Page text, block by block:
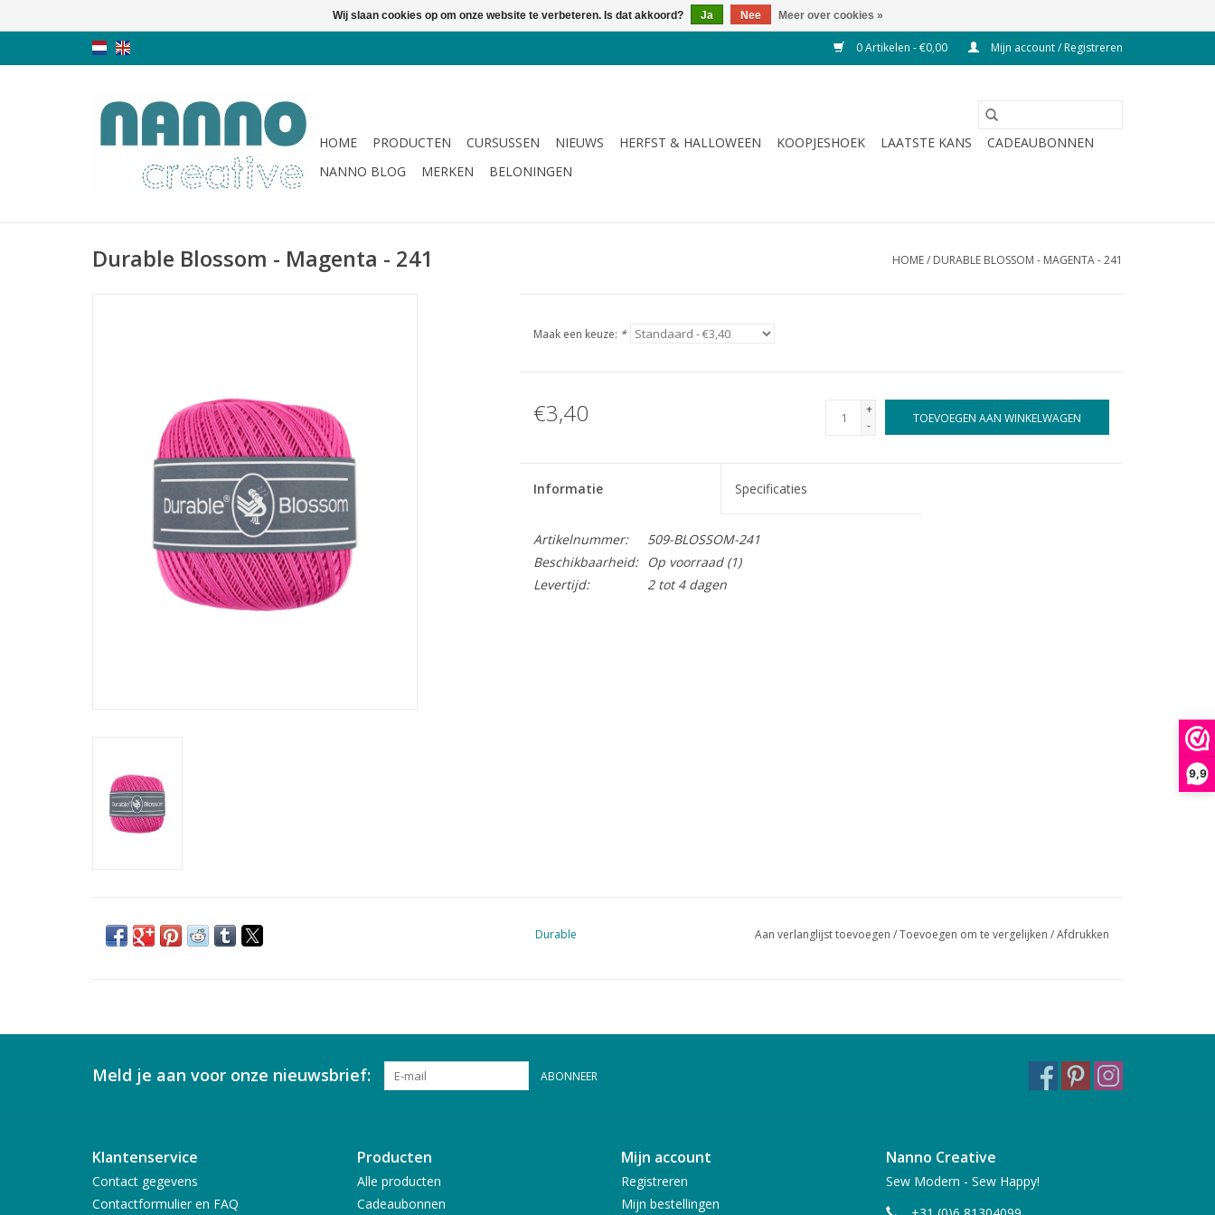
9,9
0 Artikelen - €0,00 Mijn account / Registreren
HOME PRODUCTEN CURSUSSEN NIEUWS HERFST & HALLOWEEN KOOPJESHOEK LAATSTE KANS
CADEAUBONNEN
NANNO BLOG
MERKEN BELONINGEN
Durable Blossom - Magenta - 241 HOME/ DURABLE BLOSSOM - MAGENTA - 241
Maak een keuze: *
€3,40
+
-
TOEVOEGEN AAN WINKELWAGEN
Informatie Specificaties
Artikelnummer:
509-BLOSSOM-241
Beschikbaarheid:
Op voorraad(1)
Levertijd:
2 tot 4 dagen
Durable Aan verlanglijst toevoegen /Toevoegen om te vergelijken /Afdrukken
Meld je aan voor onze nieuwsbrief: ABONNEER
Klantenservice
Contact gegevens
Contactformulier en FAQ
Producten
Alle producten
Cadeaubonnen
Mijn account
Registreren
Mijn bestellingen
Nanno Creative
Sew Modern - Sew Happy!
Wij slaan cookies op om onze website te verbeteren. Is dat akkoord? Ja Nee Meer over cookies »